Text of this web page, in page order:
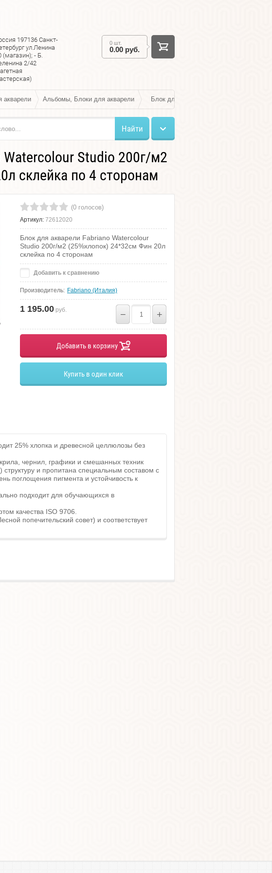
197136 Санкт-
ул.Ленина
(магазин); - Б.
2/42
0 шт.
0.00 руб.
акварели Альбомы, Блоки для акварели Блок для акварели Fabriano
Найти
Studio 200г/м2
склейка по 4 сторонам
(0 голосов)
Артикул: 72612020
Блок для акварели Fabriano Watercolour
Studio 200г/м2 (25%хлопок) 24*32см Фин 20л
склейка по 4 сторонам
Добавить к сравнению
Производитель: Fabriano (Италия)
1 195.00 руб. − +
Добавить в корзину
Купить в один клик
25% хлопка и древесной целлюлозы без
чернил, графики и смешанных техник
и пропитана специальным составом с
поглощения пигмента и устойчивость к
подходит для обучающихся в
качества ISO 9706.
попечительский совет) и соответствует